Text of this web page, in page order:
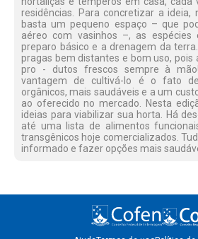
residências. Para concretizar a ideia,
basta um pequeno espaço – que
aéreo com vasinhos –, as espécies
preparo básico e a drenagem da
pragas bem distantes e bom uso, pois
pro - dutos frescos sempre à
vantagem de cultivá-lo é o fato
orgânicos, mais saudáveis e a um
ao oferecido no mercado. Nesta
ideias para viabilizar sua horta. Há
até uma lista de alimentos
transgênicos hoje comercializados.
informado e fazer opções mais